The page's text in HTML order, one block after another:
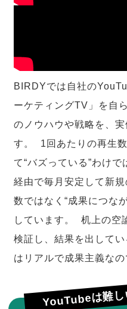
BIRDYでは自社の
ーケティングTV」を自
のノウハウや戦略を、
す。 1回あたりの再生
て“バズっている”わけ
経由で毎月安定して新
数ではなく“成果につな
しています。 机上の空
検証し、結果を出して
はリアルで成果主義なの
YouTubeは難